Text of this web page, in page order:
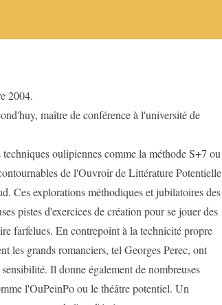
2004.
maître de conférence à l'université de
oulipiennes comme la méthode S+7 ou
de l'Ouvroir de Littérature Potentielle
Ces explorations méthodiques et jubilatoires des
pistes d'exercices de création pour se jouer des
farfelues. En contrepoint à la technicité propre
les grands romanciers, tel Georges Perec, ont
Il donne également de nombreuses
l'OuPeinPo ou le théâtre potentiel. Un